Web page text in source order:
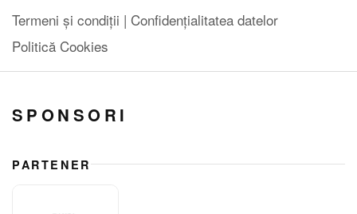
Termeni și condiții | Confidențialitatea datelor
Politică Cookies
SPONSORI
PARTENER